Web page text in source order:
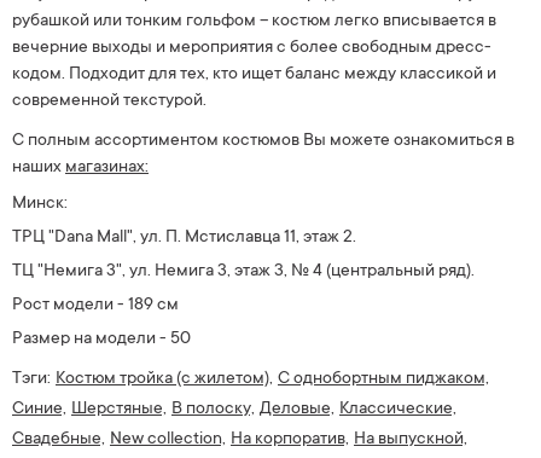
рубашкой или тонким гольфом – костюм легко вписывается в
вечерние выходы и мероприятия с более свободным дресс-
кодом. Подходит для тех, кто ищет баланс между классикой и
современной текстурой.
С полным ассортиментом костюмов Вы можете ознакомиться в
наших магазинах:
Минск:
ТРЦ "Dana Mall", ул. П. Мстиславца 11, этаж 2.
ТЦ "Немига 3", ул. Немига 3, этаж 3, № 4 (центральный ряд).
Рост модели - 189 см
Размер на модели - 50
Тэги: Костюм тройка (с жилетом), С однобортным пиджаком,
Синие, Шерстяные, В полоску, Деловые, Классические,
Свадебные, New collection, На корпоратив, На выпускной,